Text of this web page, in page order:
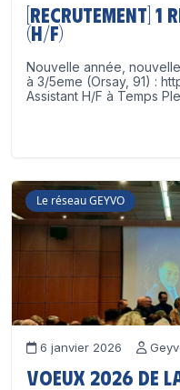
[Recrutement] 1
(H/F)
Nouvelle année,
à 3/5eme (Orsay, 91) :
Assistant H/F à Temps
Le réseau GEYVO
6 janvier 2026
Voeux 2026 de